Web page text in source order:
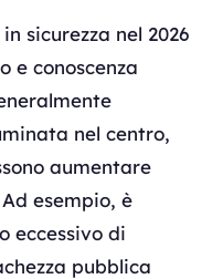
sicurezza nel 2026
e conoscenza
nel centro,
aumentare
esempio, è
eccessivo di
pubblica